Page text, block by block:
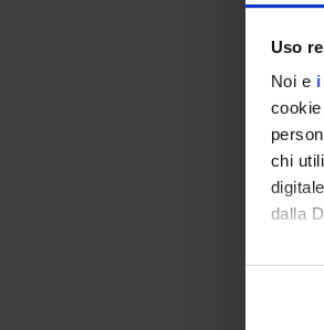
Uso
Noi e
chi
dalla
Con il